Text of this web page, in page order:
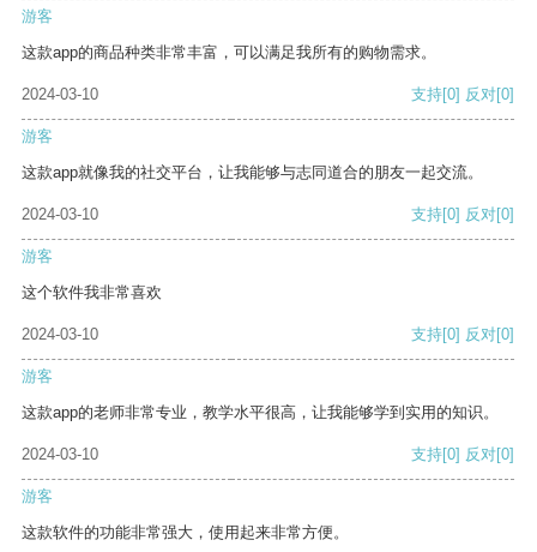
游客
这款app的商品种类非常丰富，可以满足我所有的购物需求。
2024-03-10 支持[0] 反对[0]
游客
这款app就像我的社交平台，让我能够与志同道合的朋友一起交流。
2024-03-10 支持[0] 反对[0]
游客
这个软件我非常喜欢
2024-03-10 支持[0] 反对[0]
游客
这款app的老师非常专业，教学水平很高，让我能够学到实用的知识。
2024-03-10 支持[0] 反对[0]
游客
这款软件的功能非常强大，使用起来非常方便。